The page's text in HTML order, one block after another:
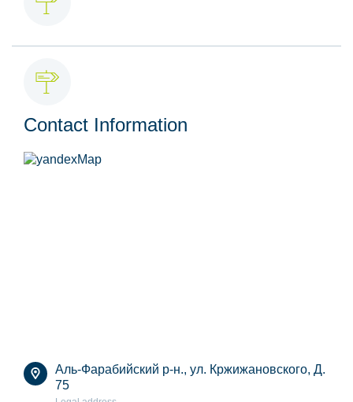
Contact Information
Аль-Фарабийский р-н., ул. Кржижановского, Д.
75